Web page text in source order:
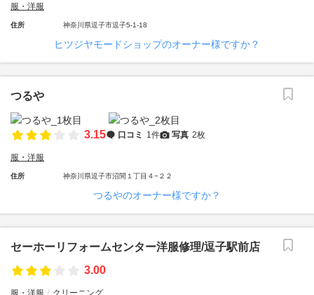
服・洋服
住所 神奈川県逗子市逗子5-1-18
ヒツジヤモードショップのオーナー様ですか？
つるや
3.15 口コミ 1件 写真 2枚
服・洋服
住所 神奈川県逗子市沼間１丁目４−２２
つるやのオーナー様ですか？
セーホーリフォームセンター洋服修理/逗子駅前店
3.00
服・洋服 クリーニング